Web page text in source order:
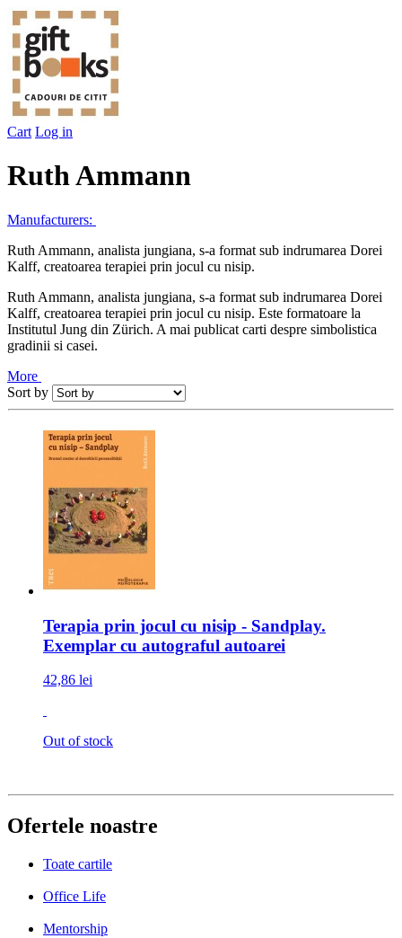
Cart Log in
Ruth Ammann
Manufacturers:
Ruth Ammann, analista jungiana, s-a format sub indrumarea Dorei
Kalff, creatoarea terapiei prin jocul cu nisip.
Ruth Ammann, analista jungiana, s-a format sub indrumarea Dorei
Kalff, creatoarea terapiei prin jocul cu nisip. Este formatoare la
Institutul Jung din Zürich. A mai publicat carti despre simbolistica
gradinii si casei.
More
Sort by
Terapia prin jocul cu nisip - Sandplay.
Exemplar cu autograful autoarei
42,86 lei
Out of stock
Ofertele noastre
Toate cartile
Office Life
Mentorship